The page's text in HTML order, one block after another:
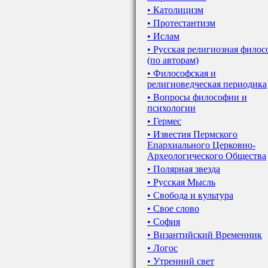
• Католицизм
• Протестантизм
• Ислам
• Русская религиозная
(по авторам)
• Философская и
религиоведческая периодика
• Вопросы философии и
психологии
• Гермес
• Известия Пермского
Епархиального Церковно-
Археологического Общества
• Полярная звезда
• Русская Мысль
• Свобода и культура
• Свое слово
• София
• Византийский Временник
• Логос
• Утренний свет